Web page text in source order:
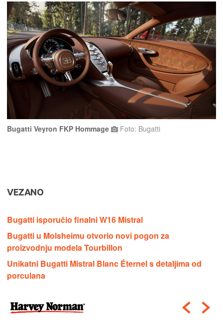
Bugatti Veyron FKP Hommage Foto: Bugatti
VEZANO
Bugatti isporučio finalni W16 Mistral
Bugatti u Molsheimu otvorio novi pogon za
proizvodnju modela Tourbillon
Unikatni Bugatti Mistral Blanc Éternel s detaljima od
porculana